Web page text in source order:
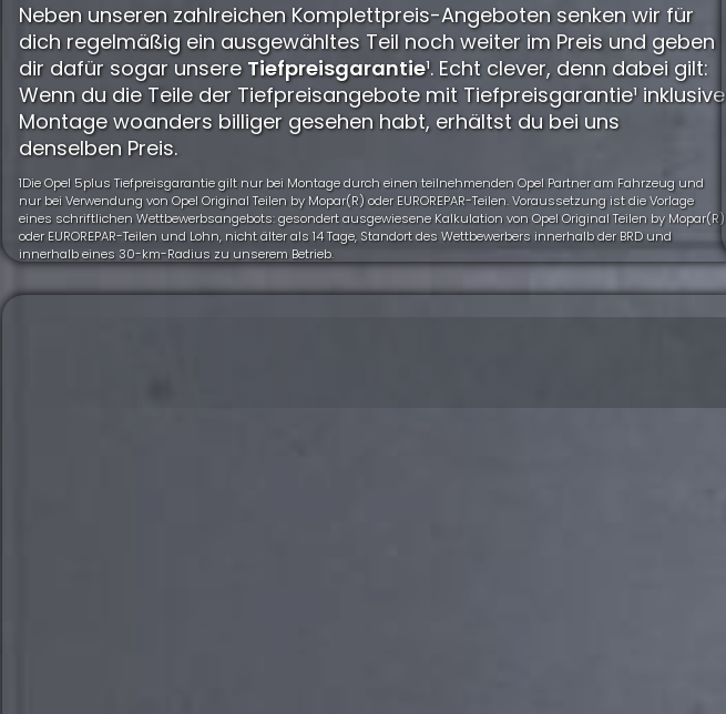
Neben unseren zahlreichen Komplettpreis-Angeboten senken wir für
dich regelmäßig ein ausgewähltes Teil noch weiter im Preis und geben
dir dafür sogar unsere Tiefpreisgarantie¹. Echt clever, denn dabei gilt:
Wenn du die Teile der Tiefpreisangebote mit Tiefpreisgarantie¹ inklusive
Montage woanders billiger gesehen habt, erhältst du bei uns
denselben Preis.
1Die Opel 5plus Tiefpreisgarantie gilt nur bei Montage durch einen teilnehmenden Opel Partner am Fahrzeug und
nur bei Verwendung von Opel Original Teilen by Mopar(R) oder EUROREPAR-Teilen. Voraussetzung ist die Vorlage
eines schriftlichen Wettbewerbsangebots: gesondert ausgewiesene Kalkulation von Opel Original Teilen by Mopar(R)
oder EUROREPAR-Teilen und Lohn, nicht älter als 14 Tage, Standort des Wettbewerbers innerhalb der BRD und
innerhalb eines 30-km-Radius zu unserem Betrieb.